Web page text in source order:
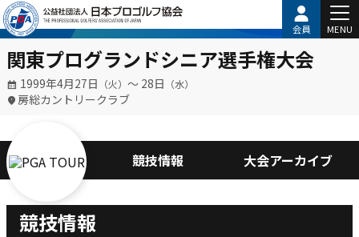
会員 MENU
関東プログランドシニア選手権大会
1999年4月27日 （火） 〜 28日 （水）
房総カントリークラブ
競技情報 大会アーカイブ
競技情報